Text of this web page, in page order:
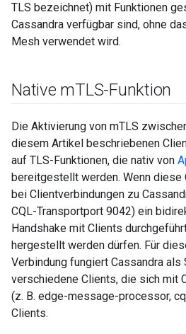
TLS bezeichnet) mit Funktionen
Cassandra verfügbar sind, ohne
Mesh verwendet wird.
Native mTLS-Funktion
Die Aktivierung von mTLS
diesem Artikel beschriebenen
auf TLS-Funktionen, die nativ von
bereitgestellt werden. Wenn
bei Clientverbindungen zu
CQL-Transportport 9042) ein
Handshake mit Clients
hergestellt werden dürfen. Für
Verbindung fungiert Cassandra als
verschiedene Clients, die sich mit
(z. B. edge-message-processor,
Clients.